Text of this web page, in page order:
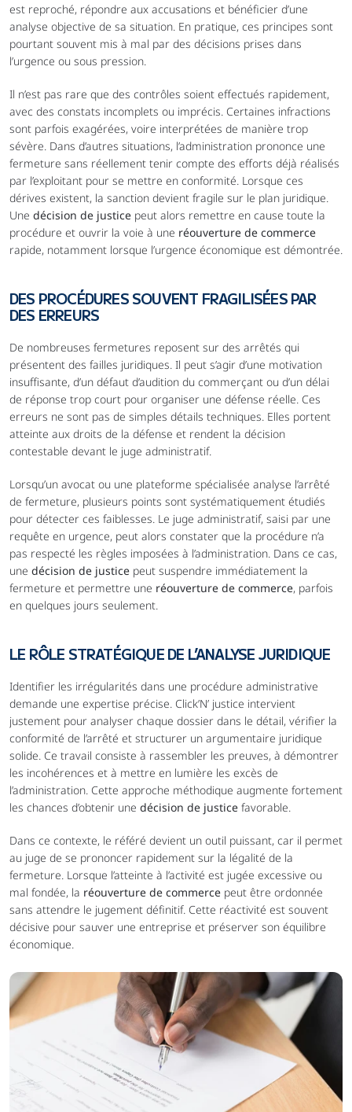
est reproché, répondre aux accusations et bénéficier d’une
analyse objective de sa situation. En pratique, ces principes sont
pourtant souvent mis à mal par des décisions prises dans
l’urgence ou sous pression.
Il n’est pas rare que des contrôles soient effectués rapidement,
avec des constats incomplets ou imprécis. Certaines infractions
sont parfois exagérées, voire interprétées de manière trop
sévère. Dans d’autres situations, l’administration prononce une
fermeture sans réellement tenir compte des efforts déjà réalisés
par l’exploitant pour se mettre en conformité. Lorsque ces
dérives existent, la sanction devient fragile sur le plan juridique.
Une décision de justice peut alors remettre en cause toute la
procédure et ouvrir la voie à une réouverture de commerce
rapide, notamment lorsque l’urgence économique est démontrée.
DES PROCÉDURES SOUVENT FRAGILISÉES PAR
DES ERREURS
De nombreuses fermetures reposent sur des arrêtés qui
présentent des failles juridiques. Il peut s’agir d’une motivation
insuffisante, d’un défaut d’audition du commerçant ou d’un délai
de réponse trop court pour organiser une défense réelle. Ces
erreurs ne sont pas de simples détails techniques. Elles portent
atteinte aux droits de la défense et rendent la décision
contestable devant le juge administratif.
Lorsqu’un avocat ou une plateforme spécialisée analyse l’arrêté
de fermeture, plusieurs points sont systématiquement étudiés
pour détecter ces faiblesses. Le juge administratif, saisi par une
requête en urgence, peut alors constater que la procédure n’a
pas respecté les règles imposées à l’administration. Dans ce cas,
une décision de justice peut suspendre immédiatement la
fermeture et permettre une réouverture de commerce, parfois
en quelques jours seulement.
LE RÔLE STRATÉGIQUE DE L’ANALYSE JURIDIQUE
Identifier les irrégularités dans une procédure administrative
demande une expertise précise. Click’N’ justice intervient
justement pour analyser chaque dossier dans le détail, vérifier la
conformité de l’arrêté et structurer un argumentaire juridique
solide. Ce travail consiste à rassembler les preuves, à démontrer
les incohérences et à mettre en lumière les excès de
l’administration. Cette approche méthodique augmente fortement
les chances d’obtenir une décision de justice favorable.
Dans ce contexte, le référé devient un outil puissant, car il permet
au juge de se prononcer rapidement sur la légalité de la
fermeture. Lorsque l’atteinte à l’activité est jugée excessive ou
mal fondée, la réouverture de commerce peut être ordonnée
sans attendre le jugement définitif. Cette réactivité est souvent
décisive pour sauver une entreprise et préserver son équilibre
économique.